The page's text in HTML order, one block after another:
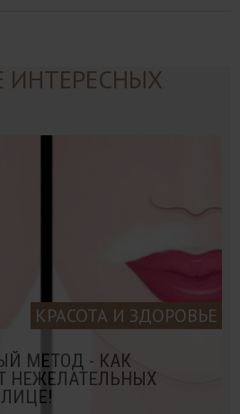
КРАСОТА И ЗДОРОВЬЕ
МЕТОД - КАК
НЕЖЕЛАТЕЛЬНЫХ